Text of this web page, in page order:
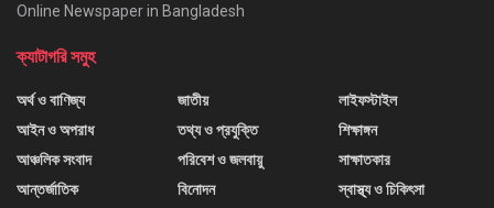
Online Newspaper in Bangladesh
ক্যাটাগরি সমুহ
অর্থ ও বাণিজ্য
আইন ও অপরাধ
আঞ্চলিক সংবাদ
আন্তর্জাতিক
জাতীয়
তথ্য ও প্রযুক্তি
পরিবেশ ও জলবায়ু
বিনোদন
লাইফস্টাইল
শিক্ষাঙ্গন
সাক্ষাতকার
স্বাস্থ্য ও চিকিৎসা